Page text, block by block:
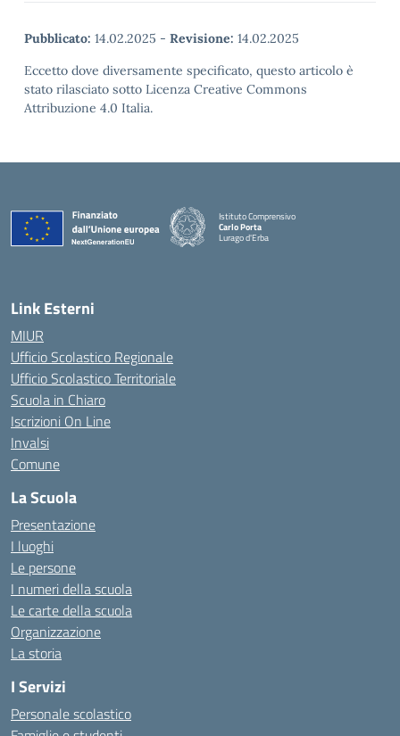
Pubblicato: 14.02.2025 - Revisione: 14.02.2025
Eccetto dove diversamente specificato, questo articolo è
stato rilasciato sotto Licenza Creative Commons
Attribuzione 4.0 Italia.
Istituto Comprensivo
Carlo Porta
Lurago d'Erba
— Visita la pagina iniziale della scuola
Link Esterni
MIUR
Ufficio Scolastico Regionale
Ufficio Scolastico Territoriale
Scuola in Chiaro
Iscrizioni On Line
Invalsi
Comune
La Scuola
Presentazione
I luoghi
Le persone
I numeri della scuola
Le carte della scuola
Organizzazione
La storia
I Servizi
Personale scolastico